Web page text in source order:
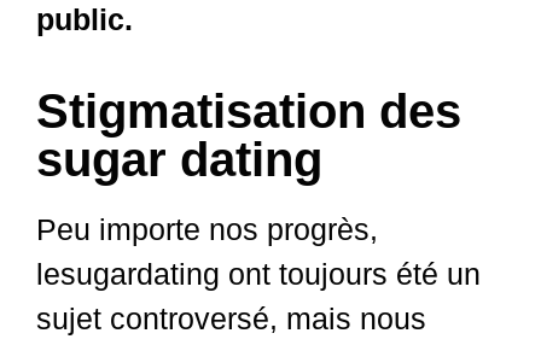
public.
Stigmatisation des
sugar dating
Peu importe nos progrès,
lesugardating ont toujours été un
sujet controversé, mais nous